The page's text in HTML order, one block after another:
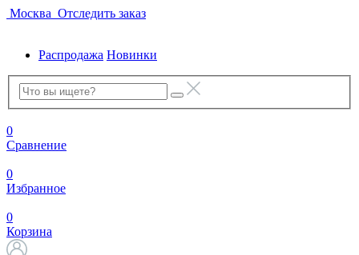
Москва Отследить заказ
Распродажа Новинки
0
Сравнение
0
Избранное
0
Корзина